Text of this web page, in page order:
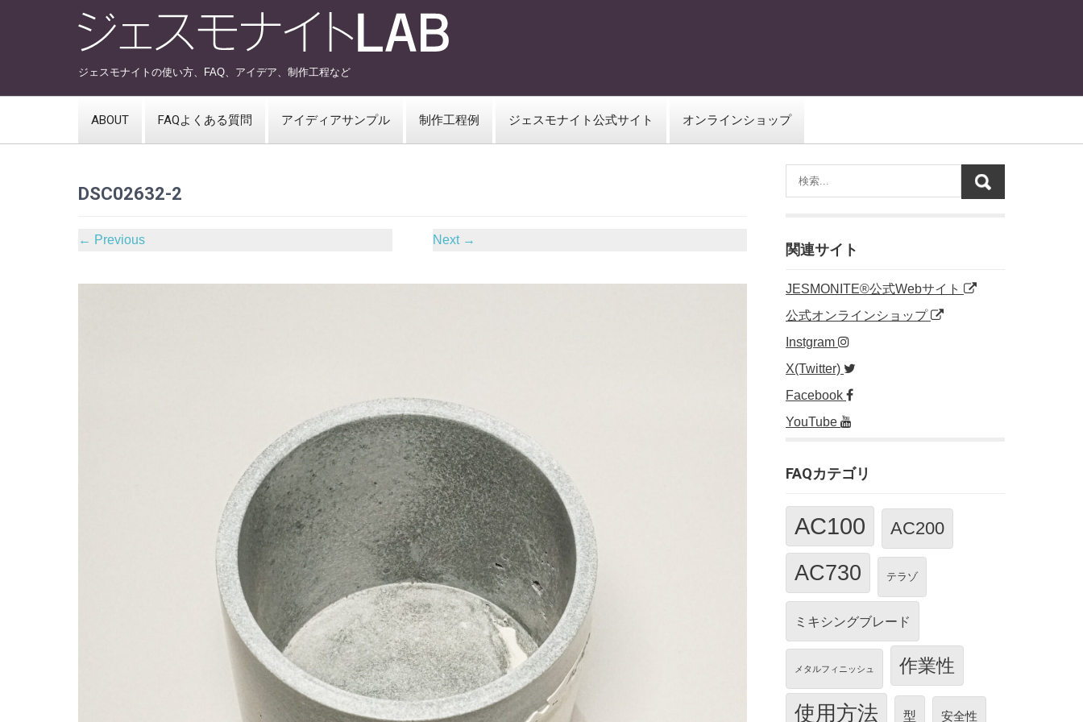
ジェスモナイトの使い方、FAQ、アイデア、制作工程など
ABOUT FAQよくある質問 アイディアサンプル 制作工程例 ジェスモナイト公式サイト オンラインショップ
DSC02632-2
← Previous Next →
関連サイト
JESMONITE®公式Webサイト
公式オンラインショップ
Instgram
X(Twitter)
Facebook
YouTube
FAQカテゴリ
AC100 AC200
AC730 テラゾ
ミキシングブレード
メタルフィニッシュ 作業性
使用方法 型 安全性